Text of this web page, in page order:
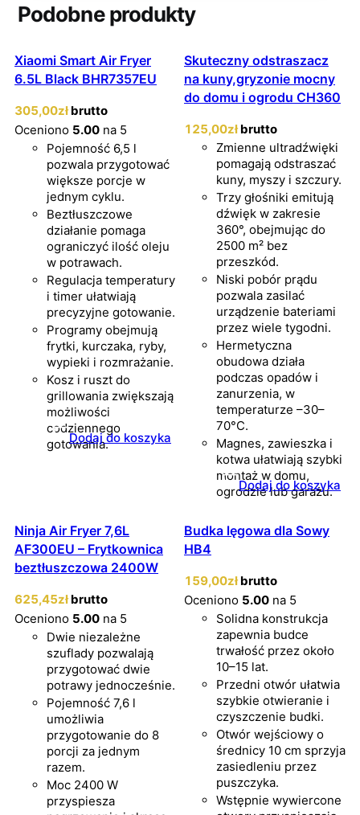
Podobne produkty
Xiaomi Smart Air Fryer
6.5L Black BHR7357EU
305,00zł brutto
Oceniono 5.00 na 5
Pojemność 6,5 l
pozwala przygotować
większe porcje w
jednym cyklu.
Beztłuszczowe
działanie pomaga
ograniczyć ilość oleju
w potrawach.
Regulacja temperatury
i timer ułatwiają
precyzyjne gotowanie.
Programy obejmują
frytki, kurczaka, ryby,
wypieki i rozmrażanie.
Kosz i ruszt do
grillowania zwiększają
możliwości
codziennego
gotowania.
Dodaj do koszyka
Skuteczny odstraszacz
na kuny,gryzonie mocny
do domu i ogrodu CH360
125,00zł brutto
Zmienne ultradźwięki
pomagają odstraszać
kuny, myszy i szczury.
Trzy głośniki emitują
dźwięk w zakresie
360°, obejmując do
2500 m² bez
przeszkód.
Niski pobór prądu
pozwala zasilać
urządzenie bateriami
przez wiele tygodni.
Hermetyczna
obudowa działa
podczas opadów i
zanurzenia, w
temperaturze –30–
70°C.
Magnes, zawieszka i
kotwa ułatwiają szybki
montaż w domu,
ogrodzie lub garażu.
Dodaj do koszyka
Ninja Air Fryer 7,6L
AF300EU – Frytkownica
beztłuszczowa 2400W
625,45zł brutto
Oceniono 5.00 na 5
Dwie niezależne
szuflady pozwalają
przygotować dwie
potrawy jednocześnie.
Pojemność 7,6 l
umożliwia
przygotowanie do 8
porcji za jednym
razem.
Moc 2400 W
przyspiesza
Budka lęgowa dla Sowy
HB4
159,00zł brutto
Oceniono 5.00 na 5
Solidna konstrukcja
zapewnia budce
trwałość przez około
10–15 lat.
Przedni otwór ułatwia
szybkie otwieranie i
czyszczenie budki.
Otwór wejściowy o
średnicy 10 cm sprzyja
zasiedleniu przez
puszczyka.
Wstępnie wywiercone